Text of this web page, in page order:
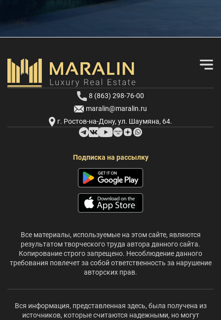
8 (863) 298-76-00
maralin@maralin.ru
г. Ростов-на-Дону, ул. Шаумяна, 64.
Подписка на рассылку
Все материалы, используемые на этом сайте, являются
результатом творческого труда автора данного сайта.
Копирование строго запрещено. Несоблюдение данного
требования повлечет за собой ответственность за нарушение
авторских прав.
Вся информация, представленная здесь, была получена из
источников, которые считаются надежными, но могут